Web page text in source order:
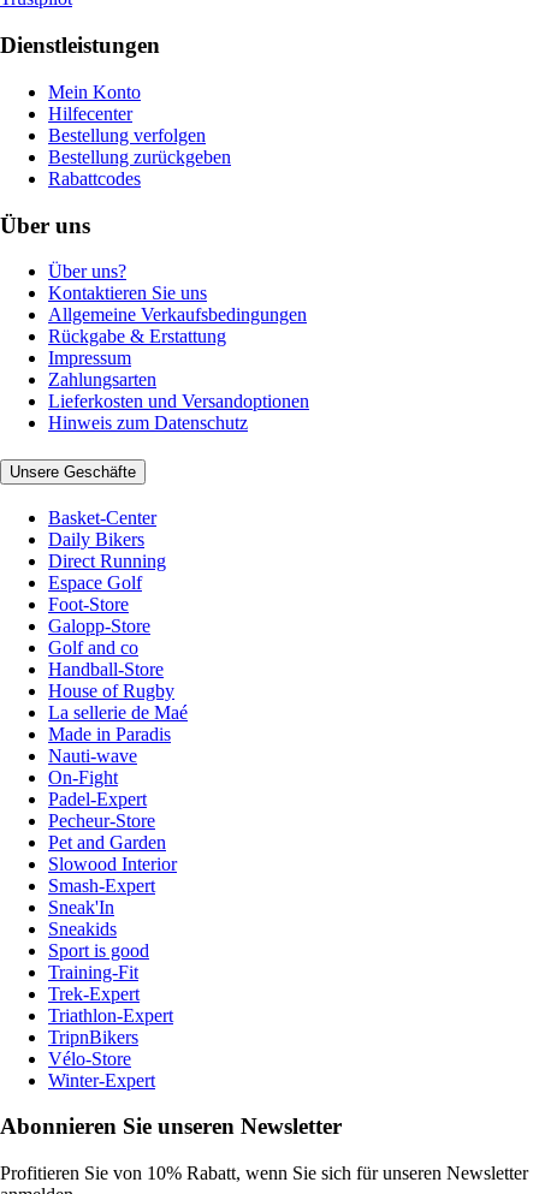
Dienstleistungen
Mein Konto
Hilfecenter
Bestellung verfolgen
Bestellung zurückgeben
Rabattcodes
Über uns
Über uns?
Kontaktieren Sie uns
Allgemeine Verkaufsbedingungen
Rückgabe & Erstattung
Impressum
Zahlungsarten
Lieferkosten und Versandoptionen
Hinweis zum Datenschutz
Unsere Geschäfte
Basket-Center
Daily Bikers
Direct Running
Espace Golf
Foot-Store
Galopp-Store
Golf and co
Handball-Store
House of Rugby
La sellerie de Maé
Made in Paradis
Nauti-wave
On-Fight
Padel-Expert
Pecheur-Store
Pet and Garden
Slowood Interior
Smash-Expert
Sneak'In
Sneakids
Sport is good
Training-Fit
Trek-Expert
Triathlon-Expert
TripnBikers
Vélo-Store
Winter-Expert
Abonnieren Sie unseren Newsletter
Profitieren Sie von 10% Rabatt, wenn Sie sich für unseren Newsletter